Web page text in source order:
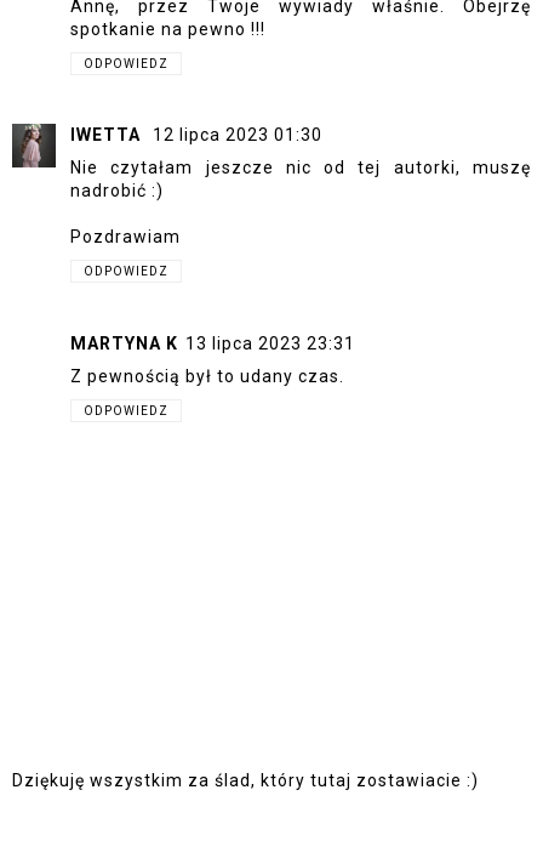
Annę, przez Twoje wywiady właśnie. Obejrzę
spotkanie na pewno !!!
ODPOWIEDZ
IWETTA
12 lipca 2023 01:30
Nie czytałam jeszcze nic od tej autorki, muszę
nadrobić :)
Pozdrawiam
ODPOWIEDZ
MARTYNA K 13 lipca 2023 23:31
Z pewnością był to udany czas.
ODPOWIEDZ
Dziękuję wszystkim za ślad, który tutaj zostawiacie :)